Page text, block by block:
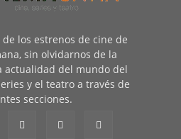
los estrenos de cine de
sin olvidarnos de la
actualidad del mundo del
y el teatro a través de
secciones.